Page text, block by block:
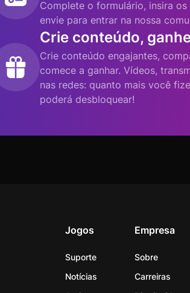
Complete o formulário, insira
envie para entrar na nossa
Crie conteúdo,
Crie conteúdo engajantes,
comece a ganhar. Vídeos,
nas redes: quanto mais você
poderá desbloquear!
Jogos
Suporte
Notícias
Empresa
Sobre
Carreiras